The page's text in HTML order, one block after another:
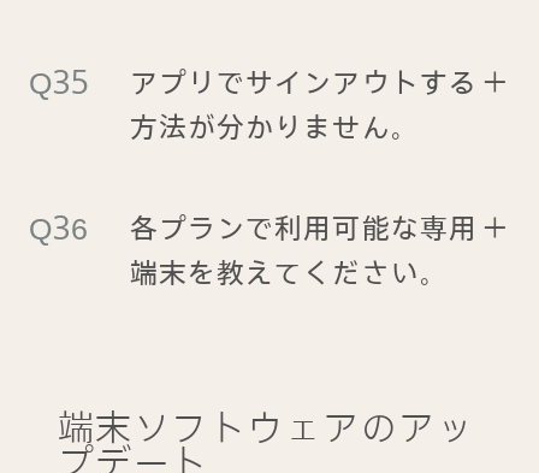
アプリでサインアウトする
方法が分かりません。
＋
各プランで利用可能な専用
端末を教えてください。
＋
端末ソフトウェアのアッ
プデート